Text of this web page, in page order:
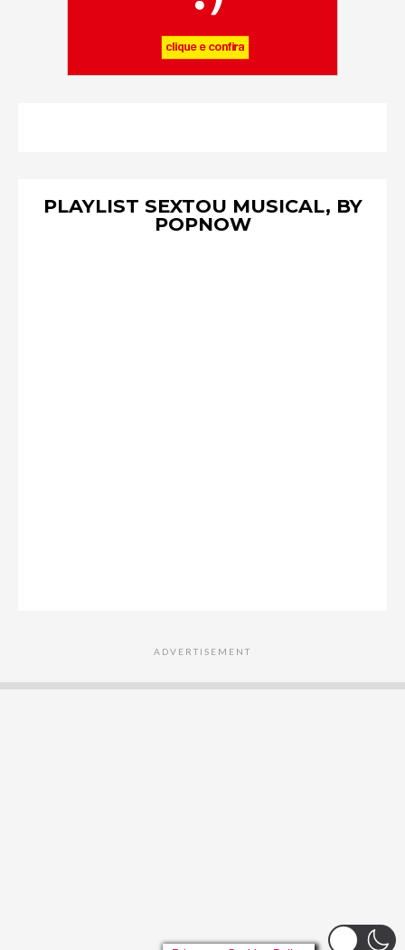
PLAYLIST SEXTOU MUSICAL, BY
POPNOW
ADVERTISEMENT